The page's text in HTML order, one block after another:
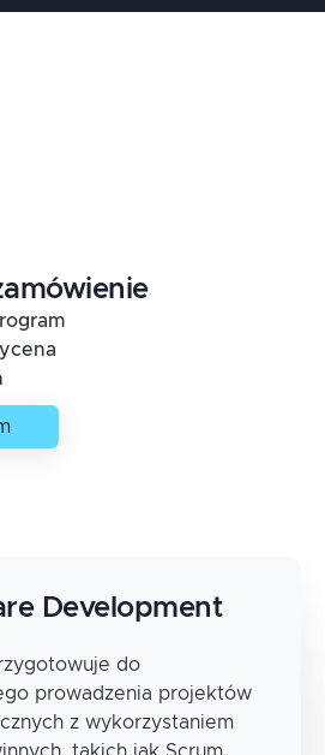
Development
do
prowadzenia projektów
z wykorzystaniem
takich jak Scrum,